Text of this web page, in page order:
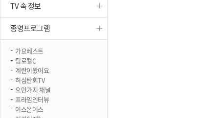
TV 속 정보
종영프로그램
가요베스트
팀로컬C
계란이왔어요
허심탄회TV
오만가지 채널
프라임인터뷰
어스온어스